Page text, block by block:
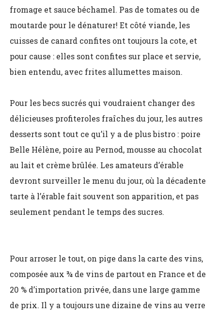
fromage et sauce béchamel. Pas de tomates ou de
moutarde pour le dénaturer! Et côté viande, les
cuisses de canard confites ont toujours la cote, et
pour cause : elles sont confites sur place et servie,
bien entendu, avec frites allumettes maison.
Pour les becs sucrés qui voudraient changer des
délicieuses profiteroles fraîches du jour, les autres
desserts sont tout ce qu’il y a de plus bistro : poire
Belle Hélène, poire au Pernod, mousse au chocolat
au lait et crème brûlée. Les amateurs d’érable
devront surveiller le menu du jour, où la décadente
tarte à l’érable fait souvent son apparition, et pas
seulement pendant le temps des sucres.
Pour arroser le tout, on pige dans la carte des vins,
composée aux ¾ de vins de partout en France et de
20 % d’importation privée, dans une large gamme
de prix. Il y a toujours une dizaine de vins au verre